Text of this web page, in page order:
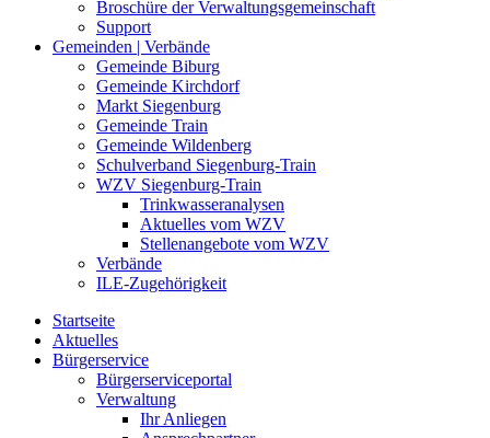
Broschüre der Verwaltungsgemeinschaft
Support
Gemeinden | Verbände
Gemeinde Biburg
Gemeinde Kirchdorf
Markt Siegenburg
Gemeinde Train
Gemeinde Wildenberg
Schulverband Siegenburg-Train
WZV Siegenburg-Train
Trinkwasseranalysen
Aktuelles vom WZV
Stellenangebote vom WZV
Verbände
ILE-Zugehörigkeit
Startseite
Aktuelles
Bürgerservice
Bürgerserviceportal
Verwaltung
Ihr Anliegen